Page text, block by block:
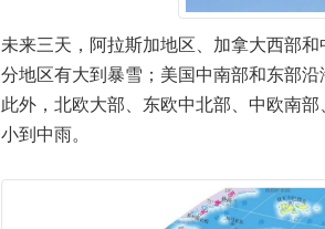
未来三天，阿拉斯加地区、加拿大西部
分地区有大到暴雪；美国中南部和东部
此外，北欧大部、东欧中北部、中欧南
小到中雨。